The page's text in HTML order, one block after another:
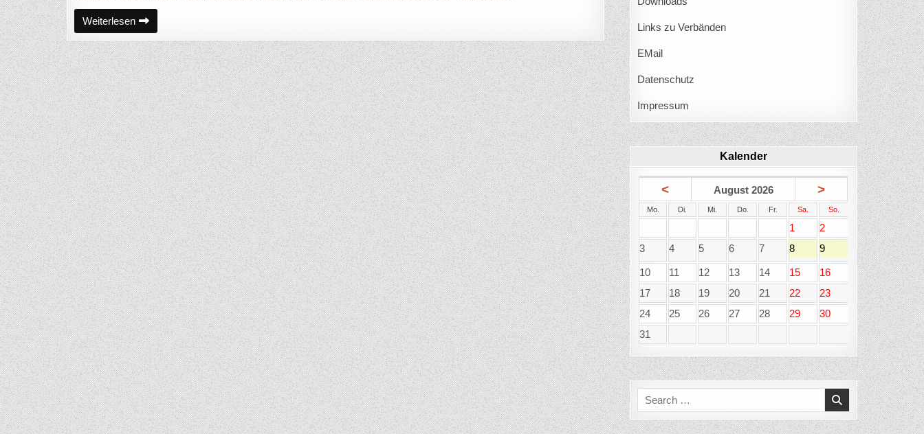
WeiterlesenRückblick
auf
die
Landesmeisterschaften
2024
Links zu Verbänden
EMail
Datenschutz
Impressum
Kalender
< August 2026 >
Mo. Di. Mi. Do. Fr. Sa. So.
1
2
3
4 5 6 7 8 9
10 11 12 13 14 15
16
17
18 19 20 21 22
23
24
25 26 27 28 29
30
31
Search
for: